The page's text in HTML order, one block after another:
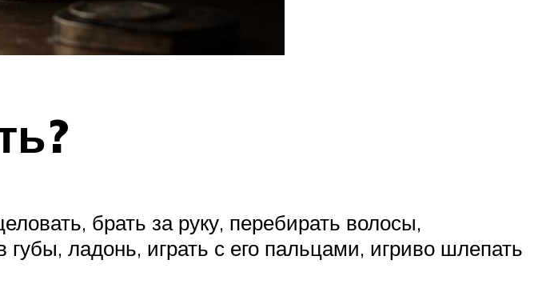
брать за руку, перебирать волосы,
ладонь, играть с его пальцами, игриво шлепать